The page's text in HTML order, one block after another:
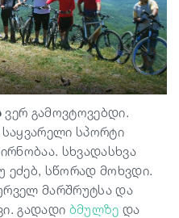
ვერ გამოვტოვებდი.
სპორტი
სხვადასხვა
სწორად მოხვდი.
მარშრუტსა და
გადადი ბმულზე და